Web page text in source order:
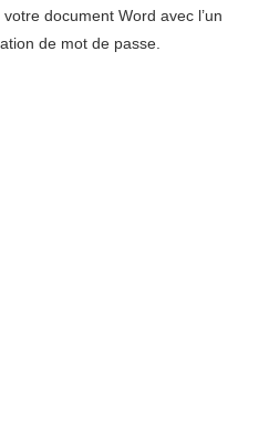
document Word avec l’un
de mot de passe.